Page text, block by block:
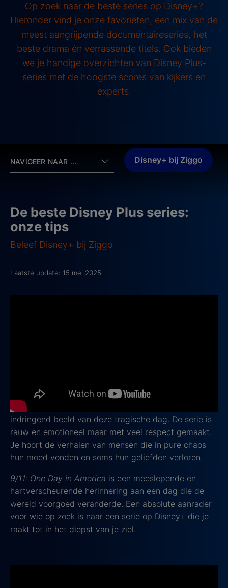
Op zoek naar de beste series op Disney+?
Hieronder vind je onze favorieten, een mix van de
meest aangrijpende documentaireseries, het
beste drama én verrassende titels. Ook bieden
we je handige overzichten van Disney Plus-
series met de hoogste scores van kijkers en
experts.
NAVIGEER NAAR ... Disney+ bij Ziggo
De beste Disney Plus series:
onze tips
Beleef Disney+ bij Ziggo
Laatste update: 15 mei 2025
overlevenden, hulpverleners en ooggetuigen én nooit
eerder vertoonde archiefbeelden, krijg je een
indringend beeld van deze tragische dag. De serie is
rauw en emotioneel maar met veel respect gemaakt.
Je hoort de verhalen van mensen die in pure chaos
hun moed vonden en soms hun geliefden verloren.
9/11: One Day in America is een meeslepende en
hartverscheurende herinnering aan een dag die de
wereld voorgoed veranderde. Een absolute aanrader
voor wie op zoek is naar een serie op Disney+ die je
raakt tot in het diepst van je ziel.